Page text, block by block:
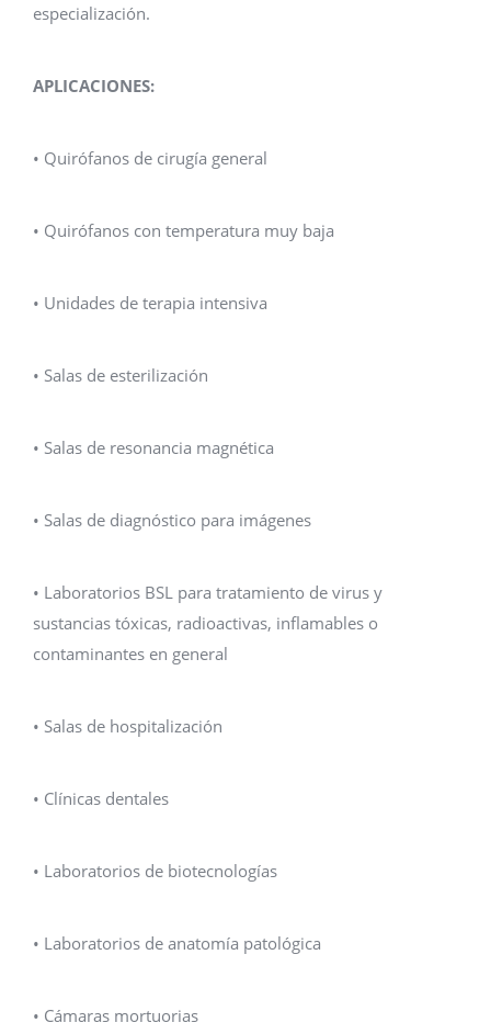
especialización.
APLICACIONES:
• Quirófanos de cirugía general
• Quirófanos con temperatura muy baja
• Unidades de terapia intensiva
• Salas de esterilización
• Salas de resonancia magnética
• Salas de diagnóstico para imágenes
• Laboratorios BSL para tratamiento de virus y
sustancias tóxicas, radioactivas, inflamables o
contaminantes en general
• Salas de hospitalización
• Clínicas dentales
• Laboratorios de biotecnologías
• Laboratorios de anatomía patológica
• Cámaras mortuorias